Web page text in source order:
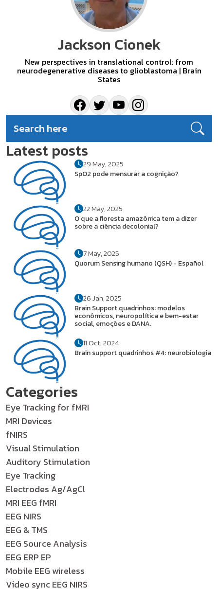
Jackson Cionek
New perspectives in translational control: from
neurodegenerative diseases to glioblastoma | Brain
States
Latest posts
29 May, 2025
SpO2 pode mensurar a cognição?
22 May, 2025
O que a floresta amazônica tem a dizer
sobre a ciência decolonial?
7 May, 2025
Quorum Sensing humano (QSH) - Español
26 Jan, 2025
Brain Support quadrinhos: modelos
econômicos, neuropolítica e bem-estar
social, emoções e DANA.
11 Oct, 2024
Brain support quadrinhos #4: neurobiologia
Categories
Eye Tracking for fMRI
MRI Devices
fNIRS
Visual Stimulation
Auditory Stimulation
Eye Tracking
Electrodes Ag/AgCl
MRI EEG fMRI
EEG NIRS
EEG & TMS
EEG Source Analysis
EEG ERP EP
Mobile EEG wireless
Video sync EEG NIRS